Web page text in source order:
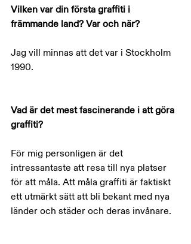
Vilken var din första graffiti i
främmande land? Var och när?
Jag vill minnas att det var i Stockholm
1990.
Vad är det mest fascinerande i att göra
graffiti?
För mig personligen är det
intressantaste att resa till nya platser
för att måla. Att måla graffiti är faktiskt
ett utmärkt sätt att bli bekant med nya
länder och städer och deras invånare.